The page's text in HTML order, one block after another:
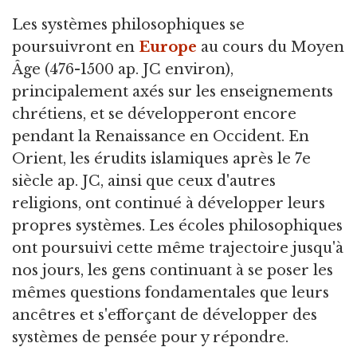
Les systèmes philosophiques se
poursuivront en Europe au cours du Moyen
Âge (476-1500 ap. JC environ),
principalement axés sur les enseignements
chrétiens, et se développeront encore
pendant la Renaissance en Occident. En
Orient, les érudits islamiques après le 7e
siècle ap. JC, ainsi que ceux d'autres
religions, ont continué à développer leurs
propres systèmes. Les écoles philosophiques
ont poursuivi cette même trajectoire jusqu'à
nos jours, les gens continuant à se poser les
mêmes questions fondamentales que leurs
ancêtres et s'efforçant de développer des
systèmes de pensée pour y répondre.